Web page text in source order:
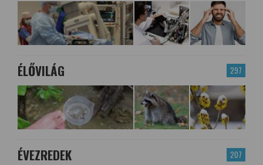
297
ÉLŐVILÁG
207
ÉVEZREDEK